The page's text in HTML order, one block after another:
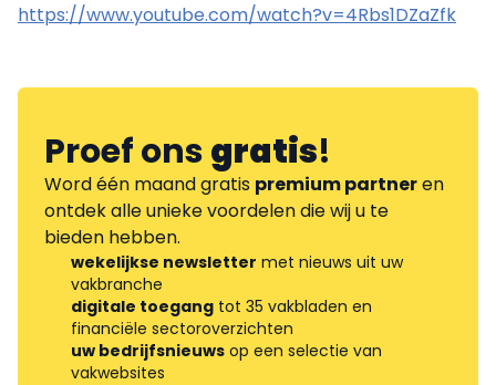
https://www.youtube.com/watch?v=4Rbs1DZaZfk
Proef onsgratis!
Word één maand gratis premium partneren
ontdek alle unieke voordelen die wij u te
bieden hebben.
wekelijkse newsletter met nieuws uit uw
vakbranche
digitale toegang tot 35 vakbladen en
financiële sectoroverzichten
uw bedrijfsnieuws op een selectie van
vakwebsites